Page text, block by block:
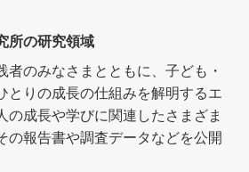
所の研究領域
者のみなさまとともに、子ども・
とりの成長の仕組みを解明するエ
の成長や学びに関連したさまざま
の報告書や調査データなどを公開